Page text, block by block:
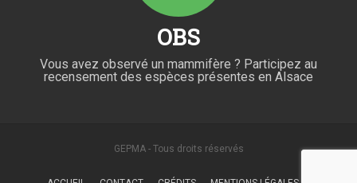
OBS
Vous avez observé un mammifère ? Participez au
recensement des espèces présentes en Alsace
GEPMA - Tous droits réservés